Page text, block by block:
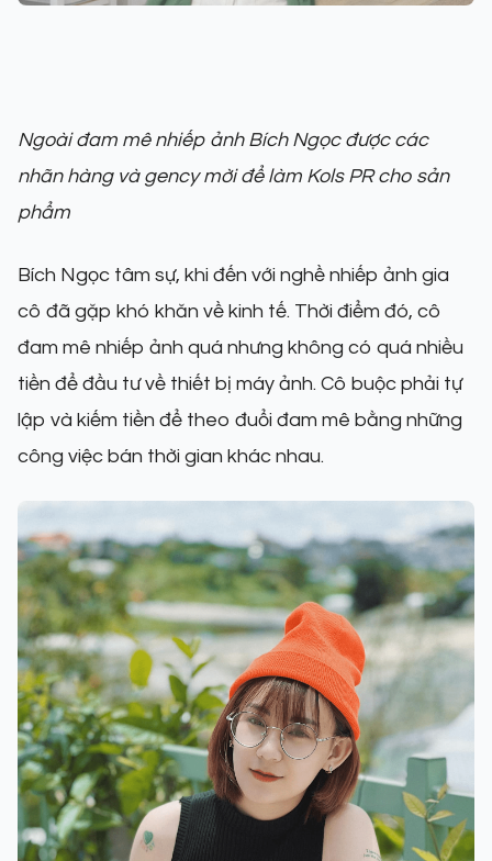
Ngoài đam mê nhiếp ảnh Bích Ngọc được các
nhãn hàng và gency mời để làm Kols PR cho sản
phẩm
Bích Ngọc tâm sự, khi đến với nghề nhiếp ảnh gia
cô đã gặp khó khăn về kinh tế. Thời điểm đó, cô
đam mê nhiếp ảnh quá nhưng không có quá nhiều
tiền để đầu tư về thiết bị máy ảnh. Cô buộc phải tự
lập và kiếm tiền để theo đuổi đam mê bằng những
công việc bán thời gian khác nhau.